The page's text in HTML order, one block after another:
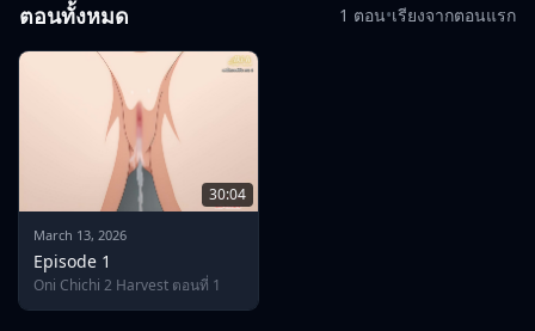
ตอนทั้งหมด 1 ตอน•เรียงจากตอนแรก
30:04
March 13, 2026
Episode 1
Oni Chichi 2 Harvest ตอนที่ 1